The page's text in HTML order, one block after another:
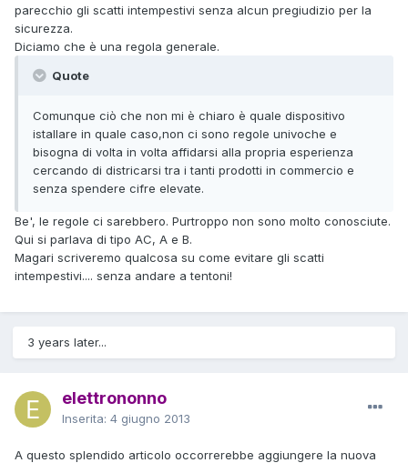
parecchio gli scatti intempestivi senza alcun pregiudizio per la
sicurezza.
Diciamo che è una regola generale.
Quote
Comunque ciò che non mi è chiaro è quale dispositivo
istallare in quale caso,non ci sono regole univoche e
bisogna di volta in volta affidarsi alla propria esperienza
cercando di districarsi tra i tanti prodotti in commercio e
senza spendere cifre elevate.
Be', le regole ci sarebbero. Purtroppo non sono molto conosciute.
Qui si parlava di tipo AC, A e B.
Magari scriveremo qualcosa su come evitare gli scatti
intempestivi.... senza andare a tentoni!
3 years later...
elettrononno
Inserita: 4 giugno 2013
A questo splendido articolo occorrerebbe aggiungere la nuova